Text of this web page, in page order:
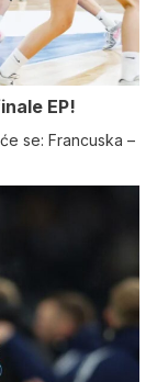
EP!
se: Francuska –